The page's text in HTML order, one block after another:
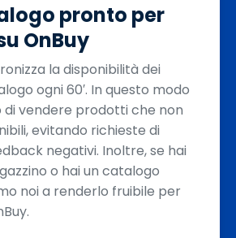
pronto per
OnBuy
la disponibilità dei
ogni 60′. In questo modo
di vendere prodotti che non
evitando richieste di
negativi. Inoltre, se hai
o hai un catalogo
noi a renderlo fruibile per